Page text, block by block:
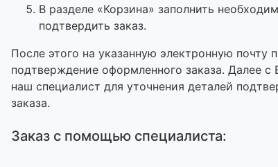
В разделе «Корзина» заполнить
подтвердить заказ.
После этого на указанную электронную почту
подтверждение оформленного заказа. Далее с
наш специалист для уточнения деталей
заказа.
Заказ с помощью специалиста: